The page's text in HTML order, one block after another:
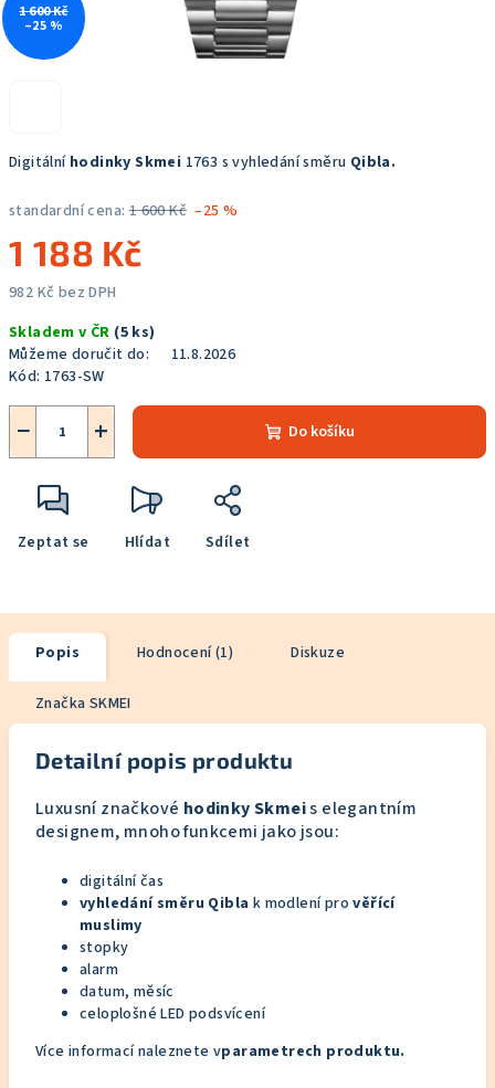
Digitální hodinky Skmei 1763 s vyhledání směru Qibla.
standardní cena: 1 600 Kč –25 %
1 188 Kč
982 Kč bez DPH
cena:
Skladem v ČR (5 ks)
Můžeme doručit do:
11.8.2026
Kód: 1763-SW
+
− Do košíku
Zeptat se Hlídat Sdílet
1 600 Kč
–25 %
Popis Hodnocení (1) Diskuze
Značka SKMEI
Detailní popis produktu
Luxusní značkové hodinky Skmeis elegantním
designem, mnoho funkcemi jako jsou:
digitální čas
vyhledání směru Qibla k modlení prověřící
muslimy
stopky
alarm
datum, měsíc
celoplošné LED podsvícení
Více informací naleznete vparametrech produktu.